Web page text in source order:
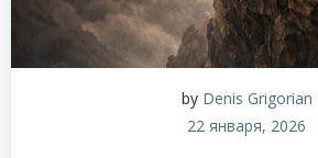
by Denis Grigorian
22 января, 2026